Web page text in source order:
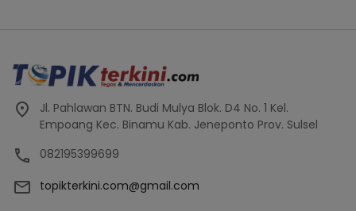
Jl. Pahlawan BTN. Budi Mulya Blok. D4 No. 1 Kel.
Empoang Kec. Binamu Kab. Jeneponto Prov. Sulsel
082195399699
topikterkini.com@gmail.com